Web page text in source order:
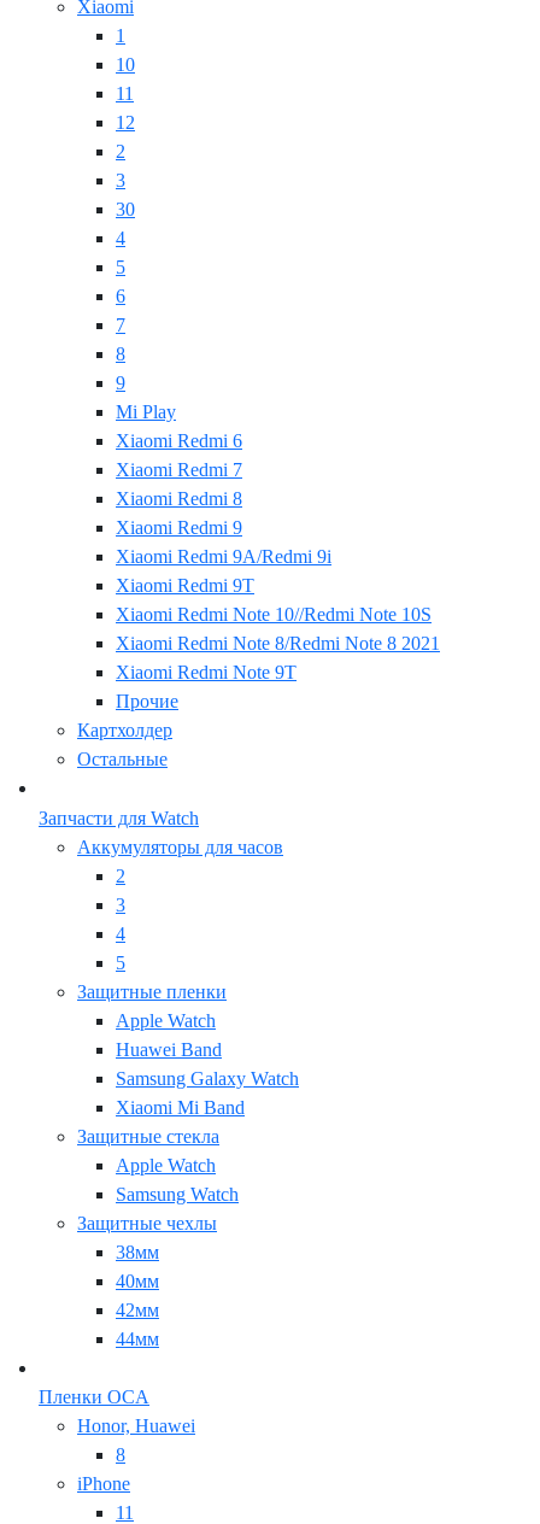
Xiaomi
1
10
11
12
2
3
30
4
5
6
7
8
9
Mi Play
Xiaomi Redmi 6
Xiaomi Redmi 7
Xiaomi Redmi 8
Xiaomi Redmi 9
Xiaomi Redmi 9A/Redmi 9i
Xiaomi Redmi 9T
Xiaomi Redmi Note 10//Redmi Note 10S
Xiaomi Redmi Note 8/Redmi Note 8 2021
Xiaomi Redmi Note 9T
Прочие
Картхолдер
Остальные
Запчасти для Watch
Аккумуляторы для часов
2
3
4
5
Защитные пленки
Apple Watch
Huawei Band
Samsung Galaxy Watch
Xiaomi Mi Band
Защитные стекла
Apple Watch
Samsung Watch
Защитные чехлы
38мм
40мм
42мм
44мм
Пленки OCA
Honor, Huawei
8
iPhone
11